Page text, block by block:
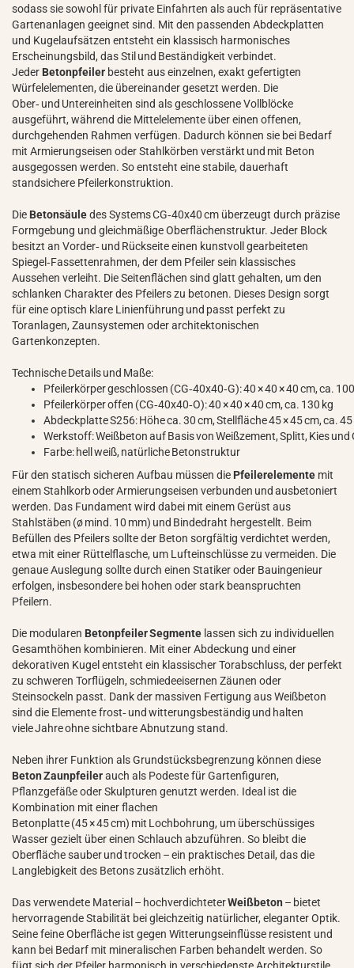
sodass sie sowohl für private Einfahrten als auch für repräsentative
Gartenanlagen geeignet sind. Mit den passenden Abdeckplatten
und Kugelaufsätzen entsteht ein klassisch harmonisches
Erscheinungsbild, das Stil und Beständigkeit verbindet.
Jeder Betonpfeiler besteht aus einzelnen, exakt gefertigten
Würfelelementen, die übereinander gesetzt werden. Die
Ober‑ und Untereinheiten sind als geschlossene Vollblöcke
ausgeführt, während die Mittelelemente über einen offenen,
durchgehenden Rahmen verfügen. Dadurch können sie bei Bedarf
mit Armierungseisen oder Stahlkörben verstärkt und mit Beton
ausgegossen werden. So entsteht eine stabile, dauerhaft
standsichere Pfeilerkonstruktion.
Die Betonsäuledes Systems CG‑40x40 cm überzeugt durch präzise
Formgebung und gleichmäßige Oberflächenstruktur. Jeder Block
besitzt an Vorder‑ und Rückseite einen kunstvoll gearbeiteten
Spiegel‑Fassettenrahmen, der dem Pfeiler sein klassisches
Aussehen verleiht. Die Seitenflächen sind glatt gehalten, um den
schlanken Charakter des Pfeilers zu betonen. Dieses Design sorgt
für eine optisch klare Linienführung und passt perfekt zu
Toranlagen, Zaunsystemen oder architektonischen
Gartenkonzepten.
Technische Details und Maße:
Pfeilerkörper geschlossen (CG‑40x40‑G): 40 × 40 × 40 cm, ca.
Pfeilerkörper offen (CG‑40x40‑O): 40 × 40 × 40 cm, ca. 130 kg
Abdeckplatte S256: Höhe ca. 30 cm, Stellfläche 45 × 45 cm, ca.
Werkstoff: Weißbeton auf Basis von Weißzement, Splitt, Kies
Farbe: hell weiß, natürliche Betonstruktur
Für den statisch sicheren Aufbau müssen die Pfeilerelemente mit
einem Stahlkorb oder Armierungseisen verbunden und ausbetoniert
werden. Das Fundament wird dabei mit einem Gerüst aus
Stahlstäben (ø mind. 10 mm) und Bindedraht hergestellt. Beim
Befüllen des Pfeilers sollte der Beton sorgfältig verdichtet werden,
etwa mit einer Rüttelflasche, um Lufteinschlüsse zu vermeiden. Die
genaue Auslegung sollte durch einen Statiker oder Bauingenieur
erfolgen, insbesondere bei hohen oder stark beanspruchten
Pfeilern.
Die modularen Betonpfeiler Segmente lassen sich zu individuellen
Gesamthöhen kombinieren. Mit einer Abdeckung und einer
dekorativen Kugel entsteht ein klassischer Torabschluss, der perfekt
zu schweren Torflügeln, schmiedeeisernen Zäunen oder
Steinsockeln passt. Dank der massiven Fertigung aus Weißbeton
sind die Elemente frost‑ und witterungsbeständig und halten
viele Jahre ohne sichtbare Abnutzung stand.
Neben ihrer Funktion als Grundstücksbegrenzung können diese
Beton Zaunpfeilerauch als Podeste für Gartenfiguren,
Pflanzgefäße oder Skulpturen genutzt werden. Ideal ist die
Kombination mit einer flachen
Betonplatte (45 × 45 cm) mit Lochbohrung, um überschüssiges
Wasser gezielt über einen Schlauch abzuführen. So bleibt die
Oberfläche sauber und trocken – ein praktisches Detail, das die
Langlebigkeit des Betons zusätzlich erhöht.
Das verwendete Material – hochverdichteterWeißbeton – bietet
hervorragende Stabilität bei gleichzeitig natürlicher, eleganter Optik.
Seine feine Oberfläche ist gegen Witterungseinflüsse resistent und
kann bei Bedarf mit mineralischen Farben behandelt werden. So